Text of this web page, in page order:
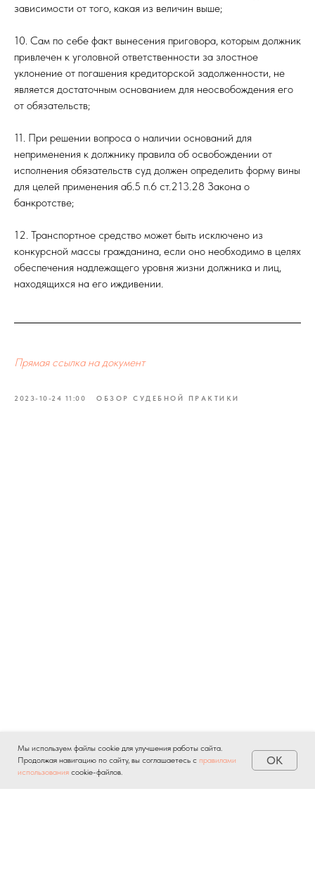
Мы используем файлы cookie для улучшения работы сайта.
Продолжая навигацию по сайту, вы соглашаетесь с правилами
использования cookie-файлов.
OK
зависимости от того, какая из величин выше;
10. Сам по себе факт вынесения приговора, которым должник
привлечен к уголовной ответственности за злостное
уклонение от погашения кредиторской задолженности, не
является достаточным основанием для неосвобождения его
от обязательств;
11. При решении вопроса о наличии оснований для
неприменения к должнику правила об освобождении от
исполнения обязательств суд должен определить форму вины
для целей применения аб.5 п.6 ст.213.28 Закона о
банкротстве;
12. Транспортное средство может быть исключено из
конкурсной массы гражданина, если оно необходимо в целях
обеспечения надлежащего уровня жизни должника и лиц,
находящихся на его иждивении.
Прямая ссылка на документ
2023-10-24 11:00 ОБЗОР СУДЕБНОЙ ПРАКТИКИ